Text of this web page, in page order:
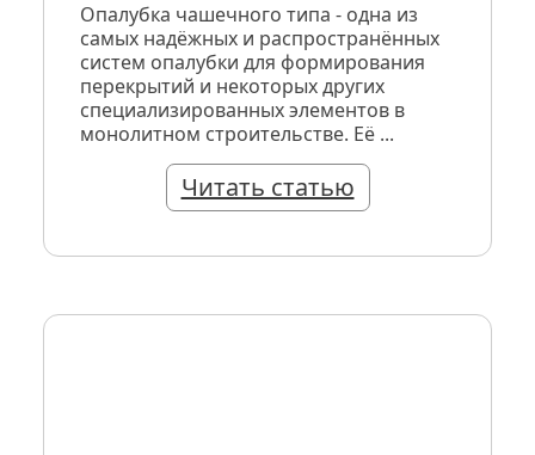
Опалубка чашечного типа - одна из
самых надёжных и распространённых
систем опалубки для формирования
перекрытий и некоторых других
специализированных элементов в
монолитном строительстве. Её ...
Читать статью